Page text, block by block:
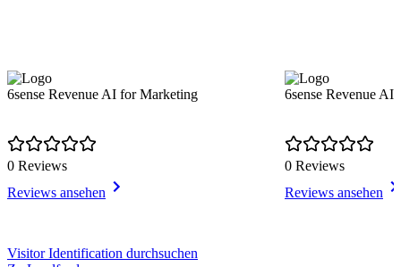
6sense Revenue AI for Marketing
0 Reviews
Reviews ansehen
6sense Revenue AI
0 Reviews
Reviews ansehen
Item
Visitor Identification durchsuchen